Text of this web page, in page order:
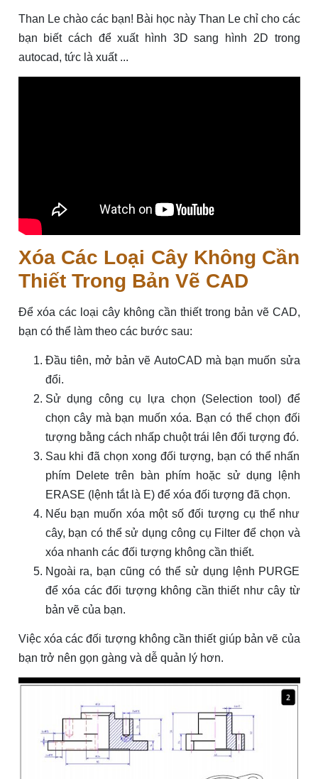
Than Le chào các bạn! Bài học này Than Le chỉ cho các
bạn biết cách để xuất hình 3D sang hình 2D trong
autocad, tức là xuất ...
Xóa Các Loại Cây Không Cần
Thiết Trong Bản Vẽ CAD
Để xóa các loại cây không cần thiết trong bản vẽ CAD,
bạn có thể làm theo các bước sau:
Đầu tiên, mở bản vẽ AutoCAD mà bạn muốn sửa
đổi.
Sử dụng công cụ lựa chọn (Selection tool) để
chọn cây mà bạn muốn xóa. Bạn có thể chọn đối
tượng bằng cách nhấp chuột trái lên đối tượng đó.
Sau khi đã chọn xong đối tượng, bạn có thể nhấn
phím Delete trên bàn phím hoặc sử dụng lệnh
ERASE (lệnh tắt là E) để xóa đối tượng đã chọn.
Nếu bạn muốn xóa một số đối tượng cụ thể như
cây, bạn có thể sử dụng công cụ Filter để chọn và
xóa nhanh các đối tượng không cần thiết.
Ngoài ra, bạn cũng có thể sử dụng lệnh PURGE
để xóa các đối tượng không cần thiết như cây từ
bản vẽ của bạn.
Việc xóa các đối tượng không cần thiết giúp bản vẽ của
bạn trở nên gọn gàng và dễ quản lý hơn.